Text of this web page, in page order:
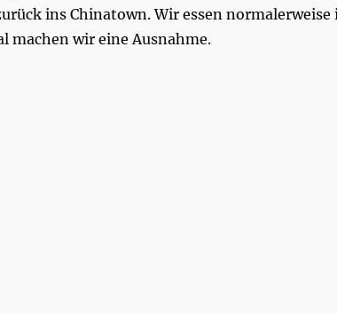
ins Chinatown. Wir essen normalerweise
machen wir eine Ausnahme.